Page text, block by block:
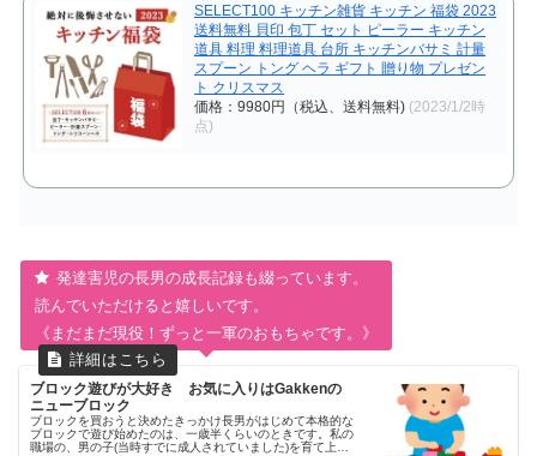
SELECT100 キッチン雑貨 キッチン 福袋 2023
送料無料 貝印 包丁 セット ピーラー キッチン
道具 料理 料理道具 台所 キッチンバサミ 計量
スプーン トング ヘラ ギフト 贈り物 プレゼン
ト クリスマス
価格：9980円（税込、送料無料) (2023/1/2時
点)
発達害児の長男の成長記録も綴っています。
読んでいただけると嬉しいです。
《まだまだ現役！ずっと一軍のおもちゃです。》
ブロック遊びが大好き お気に入りはGakkenの
ニューブロック
ブロックを買おうと決めたきっかけ長男がはじめて本格的な
ブロックで遊び始めたのは、一歳半くらいのときです。私の
職場の、男の子(当時すでに成人されていました)を育て上げ